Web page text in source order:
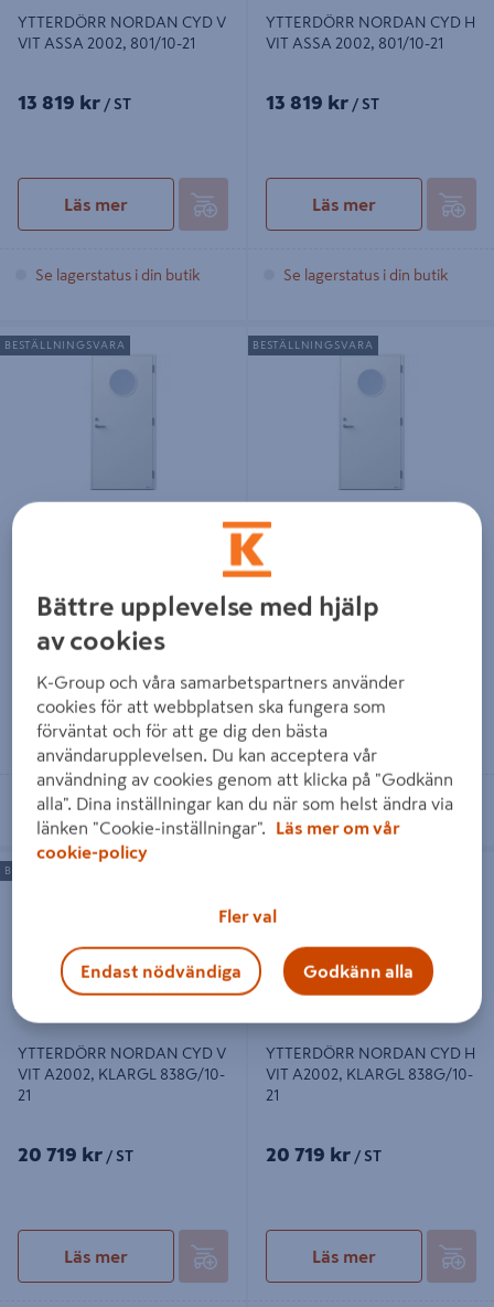
YTTERDÖRR NORDAN CYD V
VIT ASSA 2002, 801/10-21
13 819 kr / ST
Läs mer
Se lagerstatus i din butik
YTTERDÖRR NORDAN CYD H
VIT ASSA 2002, 801/10-21
13 819 kr / ST
Läs mer
Se lagerstatus i din butik
YTTERDÖRR NORDAN CYD V VIT
A2002, KLARGL 801G/10-21
YTTERDÖRR NORDAN CYD V
/ ST
Läs mer
BESTÄLLNINGSVARA
Se lagerstatus i din butik
YTTERDÖRR NORDAN CYD H VIT
A2002, KLARGL 801G/10-21
YTTERDÖRR NORDAN CYD H
21
17 439 kr
Läs mer
BESTÄLLNINGSVARA
Se lagerstatus i din butik
YTTERDÖRR NORDAN CYD V VIT
A2002, KLARGL 838G/10-21
YTTERDÖRR NORDAN CYD V
VIT A2002, KLARGL 838G/10-
21
20 719 kr / ST
Läs mer
BESTÄLLNINGSVARA
YTTERDÖRR NORDAN CYD H
VIT A2002, KLARGL 838G/10-
21
20 719 kr / ST
Läs mer
Bättre upplevelse med hjälp
av cookies
K-Group och våra samarbetspartners använder
cookies för att webbplatsen ska fungera som
förväntat och för att ge dig den bästa
användarupplevelsen. Du kan acceptera vår
användning av cookies genom att klicka på "Godkänn
alla". Dina inställningar kan du när som helst ändra via
länken "Cookie-inställningar".
Läs mer om vår
cookie-policy
Fler val
Endast nödvändiga Godkänn alla